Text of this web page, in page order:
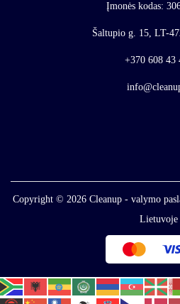
Įmonės kodas:
Šaltupio g. 15, LT-
+370 608 43
Copyright © 2026 Cleanup - valymo
Lietuvoje